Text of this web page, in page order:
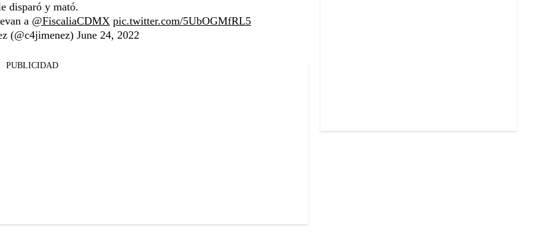
disparó y mató.
a @FiscaliaCDMX pic.twitter.com/5UbOGMfRL5
(@c4jimenez) June 24, 2022
PUBLICIDAD